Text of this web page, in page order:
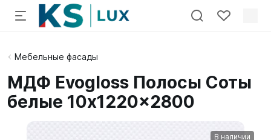
Мебельные фасады
МДФ Evogloss Полосы Соты
белые 10x1220x2800
В наличии